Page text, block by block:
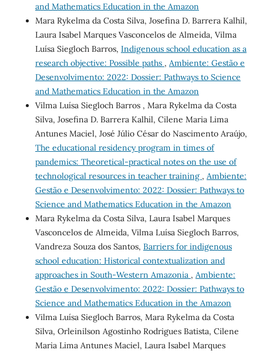
and Mathematics Education in the Amazon
Mara Rykelma da Costa Silva, Josefina D. Barrera Kalhil,
Laura Isabel Marques Vasconcelos de Almeida, Vilma
Luísa Siegloch Barros, Indigenous school education as a
research objective: Possible paths , Ambiente: Gestão e
Desenvolvimento: 2022: Dossier: Pathways to Science
and Mathematics Education in the Amazon
Vilma Luísa Siegloch Barros , Mara Rykelma da Costa
Silva, Josefina D. Barrera Kalhil, Cilene Maria Lima
Antunes Maciel, José Júlio César do Nascimento Araújo,
The educational residency program in times of
pandemics: Theoretical-practical notes on the use of
technological resources in teacher training , Ambiente:
Gestão e Desenvolvimento: 2022: Dossier: Pathways to
Science and Mathematics Education in the Amazon
Mara Rykelma da Costa Silva, Laura Isabel Marques
Vasconcelos de Almeida, Vilma Luísa Siegloch Barros,
Vandreza Souza dos Santos, Barriers for indigenous
school education: Historical contextualization and
approaches in South-Western Amazonia , Ambiente:
Gestão e Desenvolvimento: 2022: Dossier: Pathways to
Science and Mathematics Education in the Amazon
Vilma Luísa Siegloch Barros, Mara Rykelma da Costa
Silva, Orleinilson Agostinho Rodrigues Batista, Cilene
Maria Lima Antunes Maciel, Laura Isabel Marques